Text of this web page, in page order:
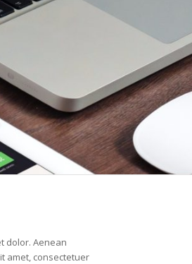
dolor. Aenean
amet, consectetuer